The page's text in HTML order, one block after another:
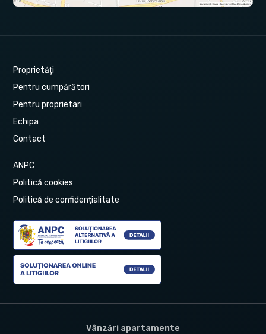
Proprietăți
Pentru cumpărători
Pentru proprietari
Echipa
Contact
ANPC
Politică cookies
Politică de confidențialitate
Vânzări apartamente